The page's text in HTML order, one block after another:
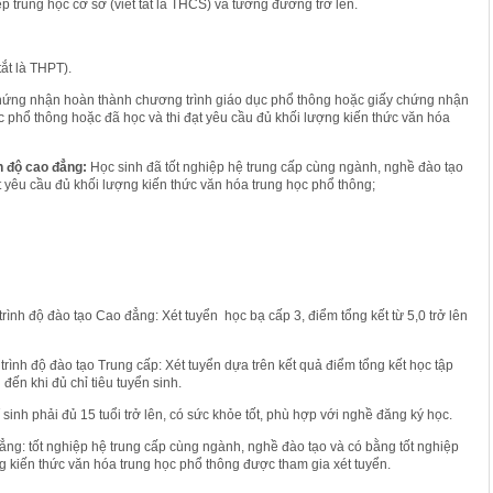
trung học cơ sở (viết tắt là THCS) và tương đương trở lên.
là THPT).
nhận hoàn thành chương trình giáo dục phổ thông hoặc giấy chứng nhận
thông hoặc đã học và thi đạt yêu cầu đủ khối lượng kiến thức văn hóa
độ cao đẳng: Học sinh đã tốt nghiệp hệ trung cấp cùng ngành, nghề đào tạo
cầu đủ khối lượng kiến thức văn hóa trung học phổ thông;
độ đào tạo Cao đẳng: Xét tuyển học bạ cấp 3, điểm tổng kết từ 5,0 trở lên
độ đào tạo Trung cấp: Xét tuyển dựa trên kết quả điểm tổng kết học tập
khi đủ chỉ tiêu tuyển sinh.
phải đủ 15 tuổi trở lên, có sức khỏe tốt, phù hợp với nghề đăng ký học.
tốt nghiệp hệ trung cấp cùng ngành, nghề đào tạo và có bằng tốt nghiệp
kiến thức văn hóa trung học phổ thông được tham gia xét tuyển.